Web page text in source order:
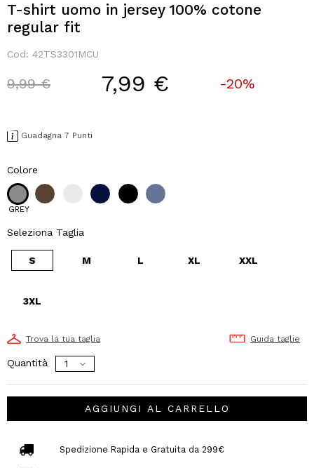
T-shirt uomo in jersey 100% cotone
regular fit
Cod: 42TS3301MCU
Price reduced from
9,99 €to 7,99 € -20%
Guadagna 7 Punti
Colore
GREY
Seleziona Taglia
S M L XL XXL
3XL
Trova la tua taglia Guida taglie
Quantità
AGGIUNGI AL CARRELLO
Spedizione Rapida e Gratuita da 299€